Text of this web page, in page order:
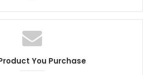
You Purchase